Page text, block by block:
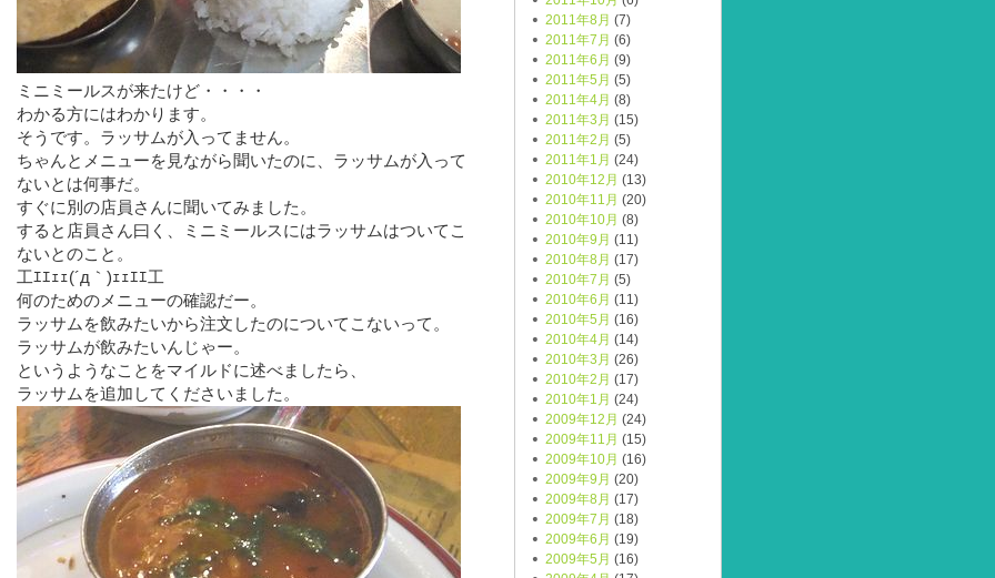
ミニミールスが来たけど・・・・
わかる方にはわかります。
そうです。ラッサムが入ってません。
ちゃんとメニューを見ながら聞いたのに、ラッサムが入って
ないとは何事だ。
すぐに別の店員さんに聞いてみました。
すると店員さん曰く、ミニミールスにはラッサムはついてこ
ないとのこと。
工ｴｴｪｪ(´д｀)ｪｪｴｴ工
何のためのメニューの確認だー。
ラッサムを飲みたいから注文したのについてこないって。
ラッサムが飲みたいんじゃー。
というようなことをマイルドに述べましたら、
ラッサムを追加してくださいました。
2011年8月 (7)
2011年7月 (6)
2011年6月 (9)
2011年5月 (5)
2011年4月 (8)
2011年3月 (15)
2011年2月 (5)
2011年1月 (24)
2010年12月 (13)
2010年11月 (20)
2010年10月 (8)
2010年9月 (11)
2010年8月 (17)
2010年7月 (5)
2010年6月 (11)
2010年5月 (16)
2010年4月 (14)
2010年3月 (26)
2010年2月 (17)
2010年1月 (24)
2009年12月 (24)
2009年11月 (15)
2009年10月 (16)
2009年9月 (20)
2009年8月 (17)
2009年7月 (18)
2009年6月 (19)
2009年5月 (16)